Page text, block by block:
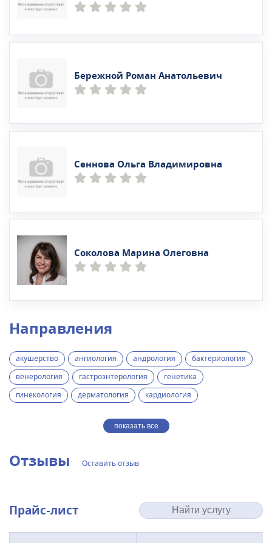
Бережной Роман Анатольевич
Сеннова Ольга Владимировна
Соколова Марина Олеговна
Направления
акушерство ангиология андрология
бактериология
венерология
гастроэнтерология
генетика
гинекология
дерматология кардиология
показать все
Отзывы Оставить отзыв
Прайс-лист